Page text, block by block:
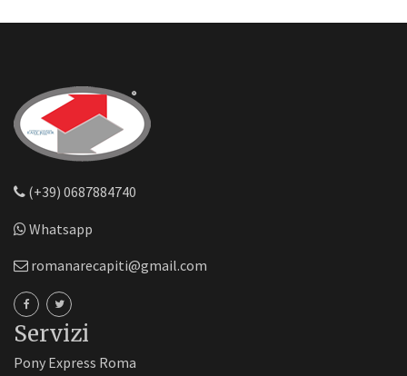
(+39) 0687884740
Whatsapp
romanarecapiti@gmail.com
Servizi
Pony Express Roma